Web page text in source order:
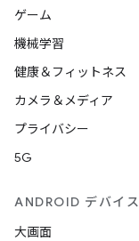
ゲーム
機械学習
健康＆フィットネス
カメラ＆メディア
プライバシー
5G
ANDROID デバイス
大画面